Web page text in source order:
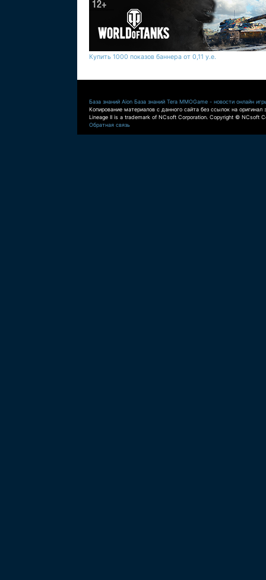
Купить 1000 показов баннера от 0,11 у.е.
База знаний Aion База знаний Tera MMOGame - новости онлайн
Копирование материалов с данного сайта без ссылок на оригинал
Lineage II is a trademark of NCsoft Corporation. Copyright © NCsoft
Обратная связь